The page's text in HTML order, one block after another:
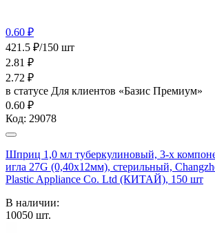
0.60 ₽
421.5 ₽/150 шт
2.81 ₽
2.72 ₽
в статусе Для клиентов «Базис Премиум»
0.60 ₽
Код: 29078
Шприц 1,0 мл туберкулиновый, 3-х
игла 27G (0,40х12мм), стерильный,
Plastic Appliance Co. Ltd (КИТАЙ), 150 шт
В наличии:
10050 шт.